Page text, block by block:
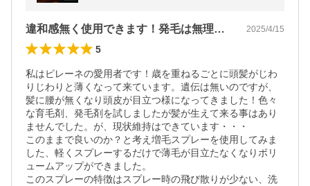
違和感無く使用できます！発毛は無理？！ 2025/4/15
5
私はピレーネの愛用者です！歳を重ねるごとに頭髪がじわ
りじわりと薄くなって来ています。遺伝は無いのですが、
髪に腰が無くなり頭皮が目立つ様になってきました！色々
な育毛剤、発毛剤を試しましたが髪が生えて来る事はあり
ませんでした。が、現状維持はできています・・・
このままで良いのか？と考え増毛スプレーを使用してみま
した、軽くスプレーするだけで薄毛が目立たなくなりボリ
ュームアップができました。
このスプレーの特徴はスプレー時の飛び散りが少ない、洗